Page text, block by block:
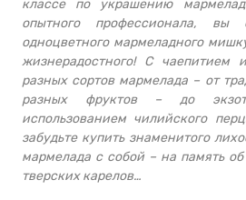
классе по украшению
опытного профессионала, вы
одноцветного мармеладного
жизнерадостного! С чаепитием
разных сортов мармелада – от
разных фруктов – до
использованием чилийского
забудьте купить знаменитого
мармелада с собой – на память
тверских карелов…